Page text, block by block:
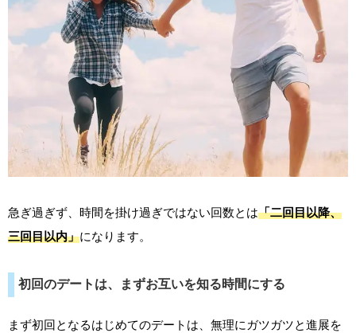
急ぎ過ぎず、時間を掛け過ぎではない回数とは「二回目以降、
三回目以内」になります。
初回のデートは、まずお互いを知る時間にする
まず初回となるはじめてのデートは、無理にガツガツと進展を